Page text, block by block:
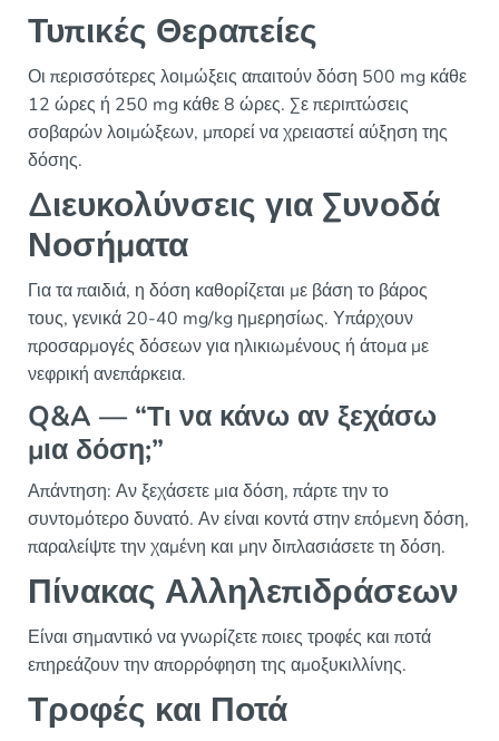
Τυπικές Θεραπείες
Οι περισσότερες λοιμώξεις απαιτούν δόση 500 mg κάθε
12 ώρες ή 250 mg κάθε 8 ώρες. Σε περιπτώσεις
σοβαρών λοιμώξεων, μπορεί να χρειαστεί αύξηση της
δόσης.
Διευκολύνσεις για Συνοδά
Νοσήματα
Για τα παιδιά, η δόση καθορίζεται με βάση το βάρος
τους, γενικά 20-40 mg/kg ημερησίως. Υπάρχουν
προσαρμογές δόσεων για ηλικιωμένους ή άτομα με
νεφρική ανεπάρκεια.
Q&A — “Τι να κάνω αν ξεχάσω
μια δόση;”
Απάντηση: Αν ξεχάσετε μια δόση, πάρτε την το
συντομότερο δυνατό. Αν είναι κοντά στην επόμενη δόση,
παραλείψτε την χαμένη και μην διπλασιάσετε τη δόση.
Πίνακας Αλληλεπιδράσεων
Είναι σημαντικό να γνωρίζετε ποιες τροφές και ποτά
επηρεάζουν την απορρόφηση της αμοξυκιλλίνης.
Τροφές και Ποτά